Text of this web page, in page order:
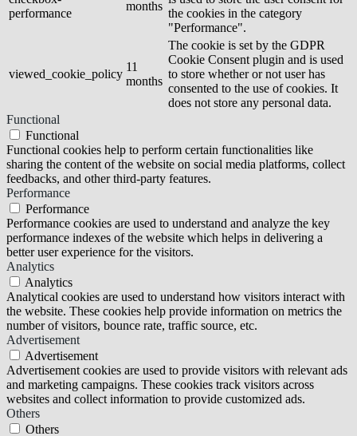
performance
months
the cookies in the category
"Performance".
viewed_cookie_policy
11
months
The cookie is set by the GDPR
Cookie Consent plugin and is used
to store whether or not user has
consented to the use of cookies. It
does not store any personal data.
Functional
Functional
Functional cookies help to perform certain functionalities like
sharing the content of the website on social media platforms, collect
feedbacks, and other third-party features.
Performance
Performance
Performance cookies are used to understand and analyze the key
performance indexes of the website which helps in delivering a
better user experience for the visitors.
Analytics
Analytics
Analytical cookies are used to understand how visitors interact with
the website. These cookies help provide information on metrics the
number of visitors, bounce rate, traffic source, etc.
Advertisement
Advertisement
Advertisement cookies are used to provide visitors with relevant ads
and marketing campaigns. These cookies track visitors across
websites and collect information to provide customized ads.
Others
Others